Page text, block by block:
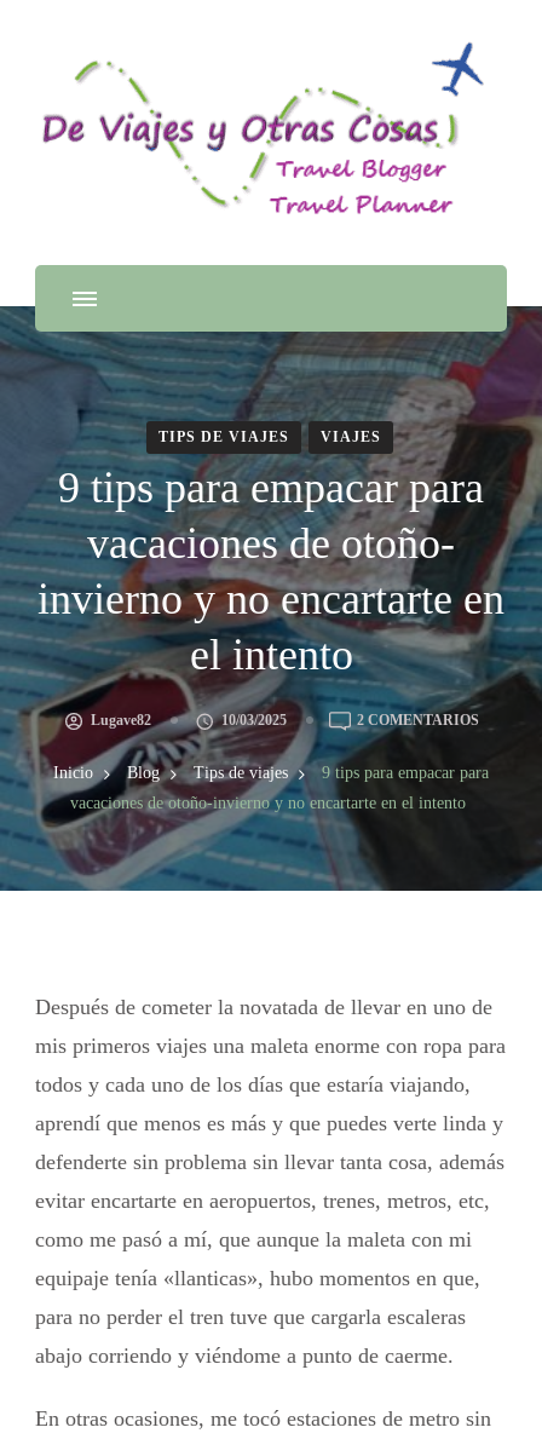
TIPS DE VIAJES VIAJES
9 tips para empacar para
vacaciones de otoño-
invierno y no encartarte en
el intento
Lugave82 10/03/2025 2 COMENTARIOS
Inicio Blog Tips de viajes
9 tips para empacar para
vacaciones de otoño-invierno y no encartarte en el intento
Después de cometer la novatada de llevar en uno de
mis primeros viajes una maleta enorme con ropa para
todos y cada uno de los días que estaría viajando,
aprendí que menos es más y que puedes verte linda y
defenderte sin problema sin llevar tanta cosa, además
evitar encartarte en aeropuertos, trenes, metros, etc,
como me pasó a mí, que aunque la maleta con mi
equipaje tenía «llanticas», hubo momentos en que,
para no perder el tren tuve que cargarla escaleras
abajo corriendo y viéndome a punto de caerme.
En otras ocasiones, me tocó estaciones de metro sin